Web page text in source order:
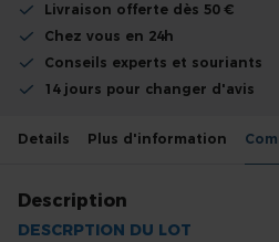
Livraison offerte dès 50 €
Chez vous en 24h
Conseils experts et souriants
14 jours pour changer d'avis
Details Plus d'information
Description
DESCRPTION DU LOT